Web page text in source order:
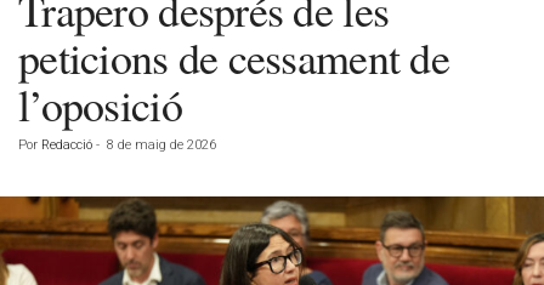
peticions de cessament de
l’oposició
Por Redacció - 8 de maig de 2026